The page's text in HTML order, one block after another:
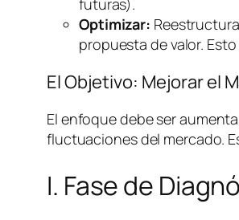
futuras).
Optimizar:
propuesta de valor.
El Objetivo: Mejorar el
El enfoque debe ser
fluctuaciones del mercado.
I. Fase de